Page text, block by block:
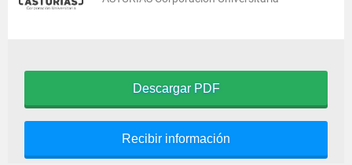
Descargar PDF
Recibir información